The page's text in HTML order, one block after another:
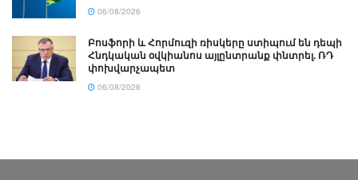
06/08/2026
Բոսֆորի և Հորմուզի ռիսկերը ստիպում են դեպի
Հնդկական օվկիանոս այլընտրանք փնտրել. ՌԴ
փոխվարչապետ
06/08/2026